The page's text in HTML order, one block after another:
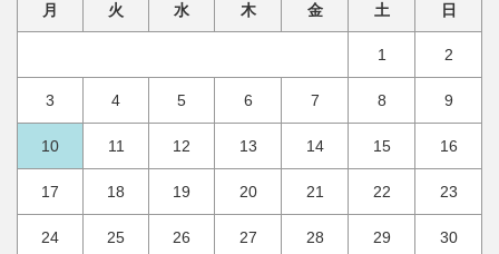
月 火 水 木 金 土 日
1 2
3 4 5 6 7 8 9
10 11 12 13 14 15 16
17 18 19 20 21 22 23
24 25 26 27 28 29 30